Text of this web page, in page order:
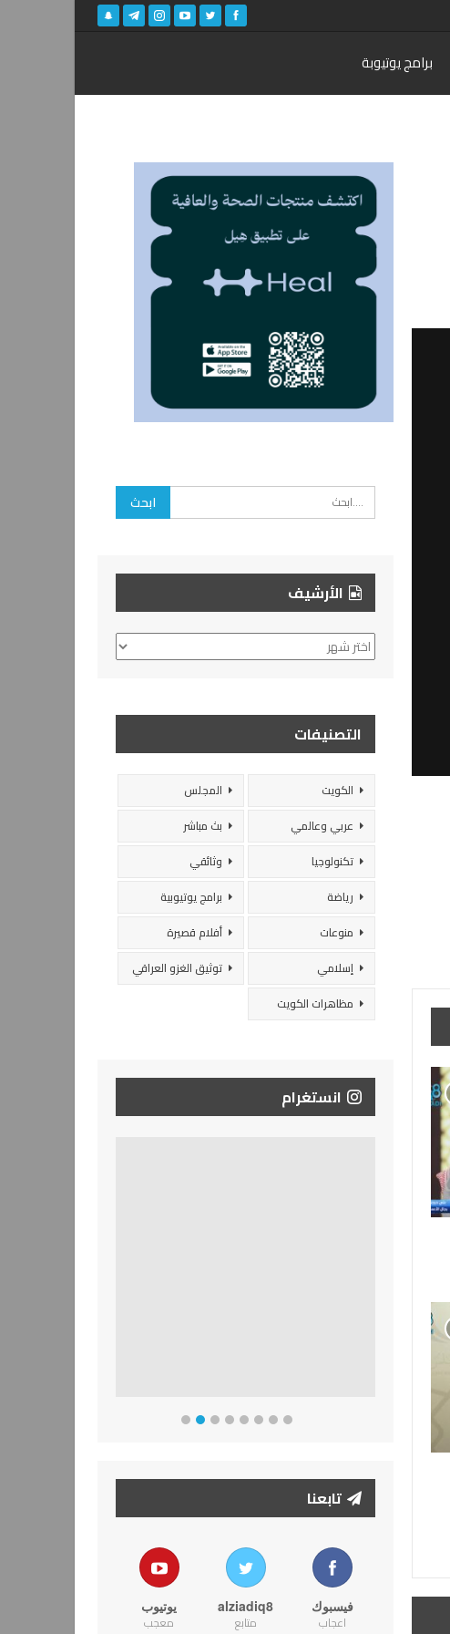
برامج يوتيوبة
الأرشيف
الأرشيف
التصنيفات
الكويت
المجلس
عربي وعالمي
بث مباشر
تكنولوجيا
وثائقي
رياضة
برامج يوتيوبية
منوعات
أفلام قصيرة
إسلامي
توثيق الغزو العراقي
مظاهرات الكويت
انستغرام
تابعنا
فيسبوك
اعجاب
alziadiq8
متابع
يوتيوب
معجب